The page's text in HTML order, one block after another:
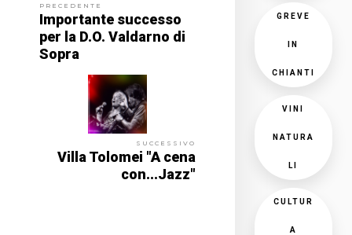
PRECEDENTE
Importante successo
per la D.O. Valdarno di
Sopra
SUCCESSIVO
Villa Tolomei "A cena
con...Jazz"
GREVE
IN
CHIANTI
VINI
NATURA
LI
CULTUR
A